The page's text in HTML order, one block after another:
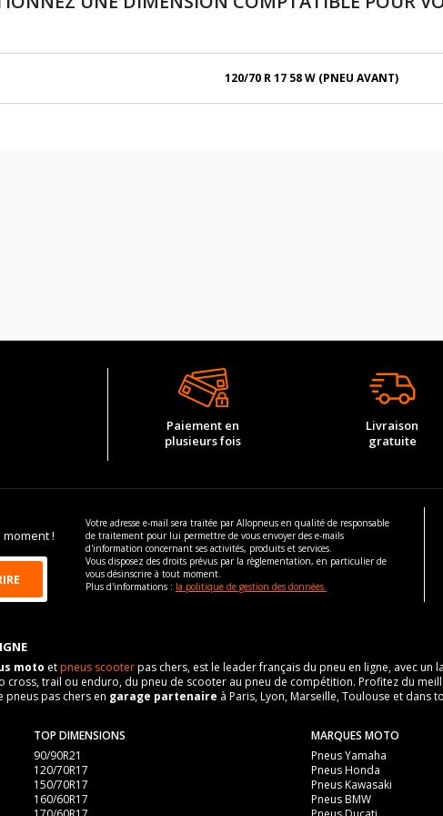
120/70 R 17 58 W (PNEU AVANT)
Paiement en
plusieurs fois
Livraison
gratuite
!
Votre adresse e-mail sera traitée par Allopneus en qualité de responsable
de traitement pour lui permettre de vous envoyer des e-mails
d'information concernant ses activités, produits et services.
Vous disposez des droits prévus par la règlementation, en particulier de
vous désinscrire à tout moment.
Plus d'informations : la politique de gestion des données.
moto etpneus scooterpas chers, est le leader français du pneu en ligne, avec un
cross, trail ou enduro, du pneu de scooter au pneu de compétition. Profitez du
pneus pas chers en garage partenaire à Paris, Lyon, Marseille, Toulouse et dans
TOP DIMENSIONS
90/90R21
120/70R17
150/70R17
160/60R17
MARQUES MOTO
Pneus Yamaha
Pneus Honda
Pneus Kawasaki
Pneus BMW